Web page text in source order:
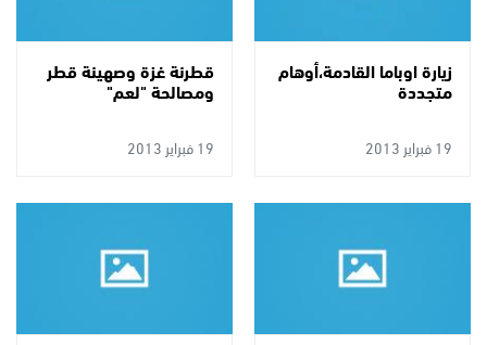
زيارة اوباما القادمة،أوهام
متجددة
19 فبراير 2013
قطرنة غزة وصهينة قطر
ومصالحة "لعم"
19 فبراير 2013